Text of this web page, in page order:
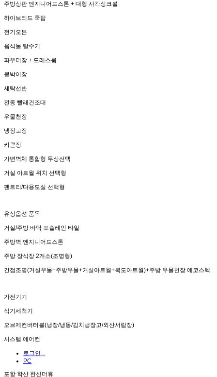
주방상판 엔지니어드스톤 + 대형 사각싱크볼
하이브리드 쿡탑
전기오븐
음식물 탈수기
파우더장 + 드레스룸
붙박이장
세탁선반
전동 빨래건조대
우물천장
냉장고장
키큰장
가변벽체 통합형 무상선택
거실 아트월 위치 선택형
펜트리/다용도실 선택형
유상옵션 품목
거실/주방 바닥 포슬레인 타일
주방벽 엔지니어드스톤
주방 장식장 2개소(조명형)
간접조명(거실우물+주방우물+거실아트월+복도아트월)+주방 우물천장 에코스텍
가전기기
식기세척기
오브제컨버터블(냉장/냉동/김치냉장고/외산서랍장)
시스템 에어컨
로그인...
PC
포항 학산 한신더휴